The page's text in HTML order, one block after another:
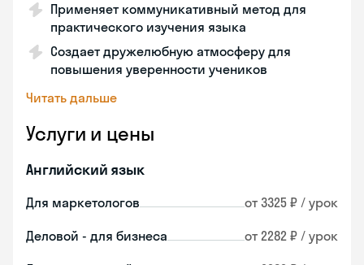
Применяет коммуникативный метод для
практического изучения языка
Создает дружелюбную атмосферу для
повышения уверенности учеников
Читать дальше
Услуги и цены
Английский язык
Для маркетологов от 3325 ₽ / урок
Деловой - для бизнеса от 2282 ₽ / урок